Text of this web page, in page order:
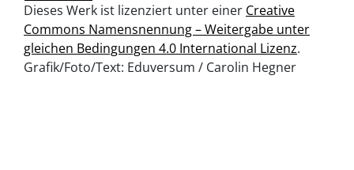
Dieses Werk ist lizenziert unter einer Creative
Commons Namensnennung – Weitergabe unter
gleichen Bedingungen 4.0 International Lizenz.
Grafik/Foto/Text: Eduversum / Carolin Hegner